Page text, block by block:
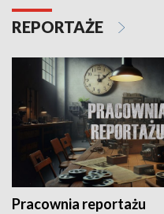
REPORTAŻE
Pracownia reportażu